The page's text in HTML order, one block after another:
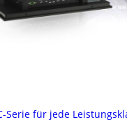
Serie für jede